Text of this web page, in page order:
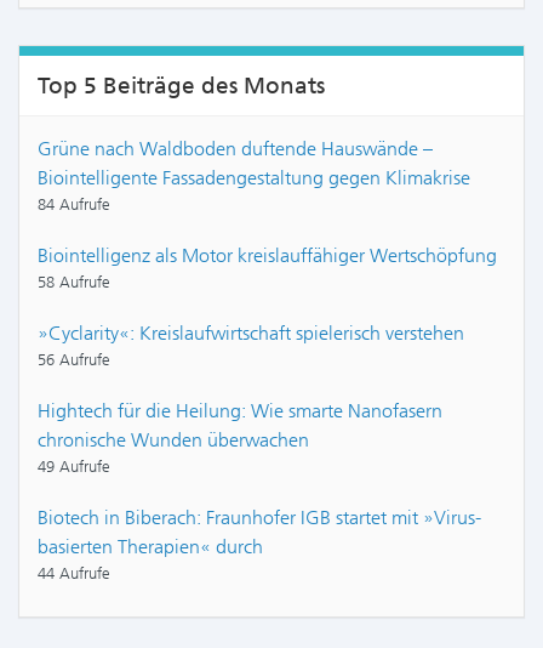
Top 5 Beiträge des Monats
Grüne nach Waldboden duftende Hauswände –
Biointelligente Fassadengestaltung gegen Klimakrise
84 Aufrufe
Biointelligenz als Motor kreislauffähiger Wertschöpfung
58 Aufrufe
»Cyclarity«: Kreislaufwirtschaft spielerisch verstehen
56 Aufrufe
Hightech für die Heilung: Wie smarte Nanofasern
chronische Wunden überwachen
49 Aufrufe
Biotech in Biberach: Fraunhofer IGB startet mit »Virus-
basierten Therapien« durch
44 Aufrufe